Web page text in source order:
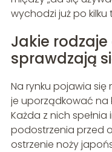
wychodzi już po
Jakie rodzaje
sprawdzają
Na rynku pojawia
je uporządkować na
Każda z nich
podostrzenia przed
ostrzenie noży